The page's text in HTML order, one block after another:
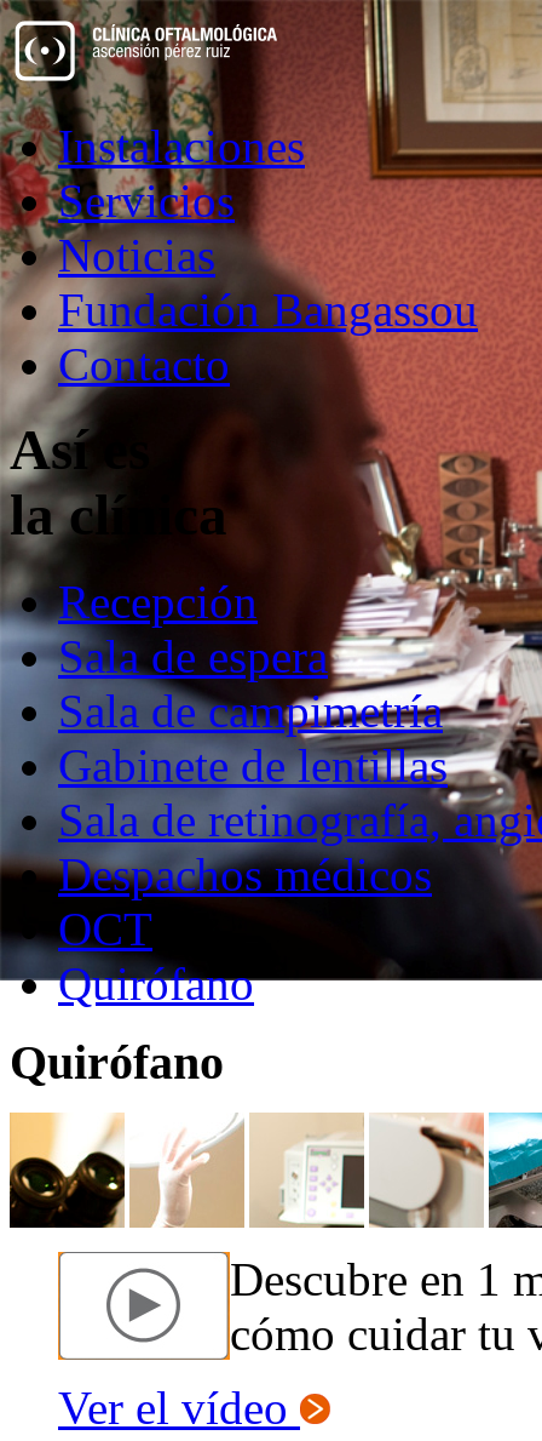
Instalaciones
Servicios
Noticias
Fundación Bangassou
Contacto
Así es
la clínica
Recepción
Sala de espera
Sala de campimetría
Gabinete de lentillas
Sala de retinografía,
Despachos médicos
OCT
Quirófano
Quirófano
Descubre en 1
cómo cuidar tu
Ver el vídeo